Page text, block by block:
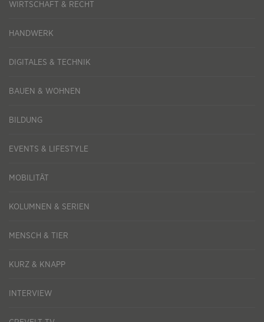
WIRTSCHAFT & RECHT
HANDWERK
DIGITALES & TECHNIK
BAUEN & WOHNEN
BILDUNG
EVENTS & LIFESTYLE
MOBILITÄT
KOLUMNEN & SERIEN
MENSCH & TIER
KURZ & KNAPP
INTERVIEW